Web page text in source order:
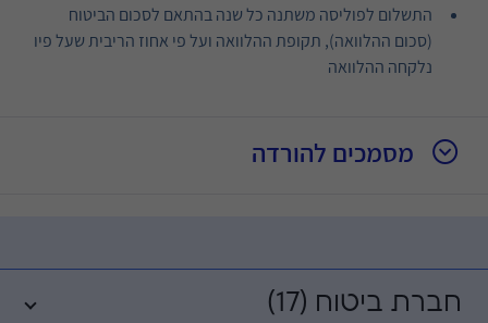
התשלום לפוליסה משתנה כל שנה בהתאם לסכום הביטוח
(סכום ההלוואה), תקופת ההלוואה ועל פי אחוז הריבית שעל פיו
נלקחה ההלוואה
מסמכים להורדה
חברת ביטוח (17)